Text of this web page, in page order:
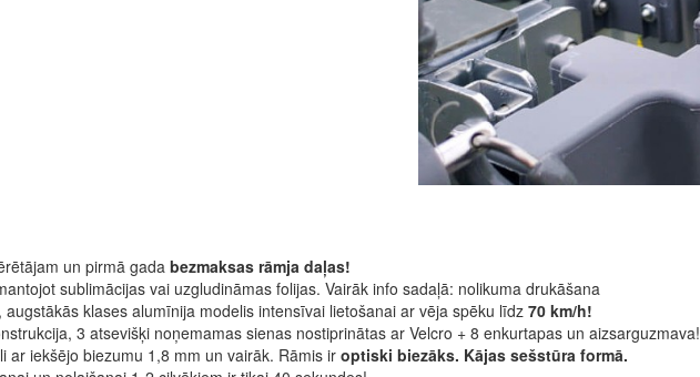
un pirmā gada bezmaksas rāmja daļas!
sublimācijas vai uzgludināmas folijas. Vairāk info sadaļā: nolikuma drukāšana
augstākās klases alumīnija modelis intensīvai lietošanai ar vēja spēku līdz 70 km/h!
3 atsevišķi noņemamas sienas nostiprinātas ar Velcro + 8 enkurtapas un aizsarguzmava!
ar iekšējo biezumu 1,8 mm un vairāk. Rāmis ir optiski biezāks. Kājas sešstūra formā.